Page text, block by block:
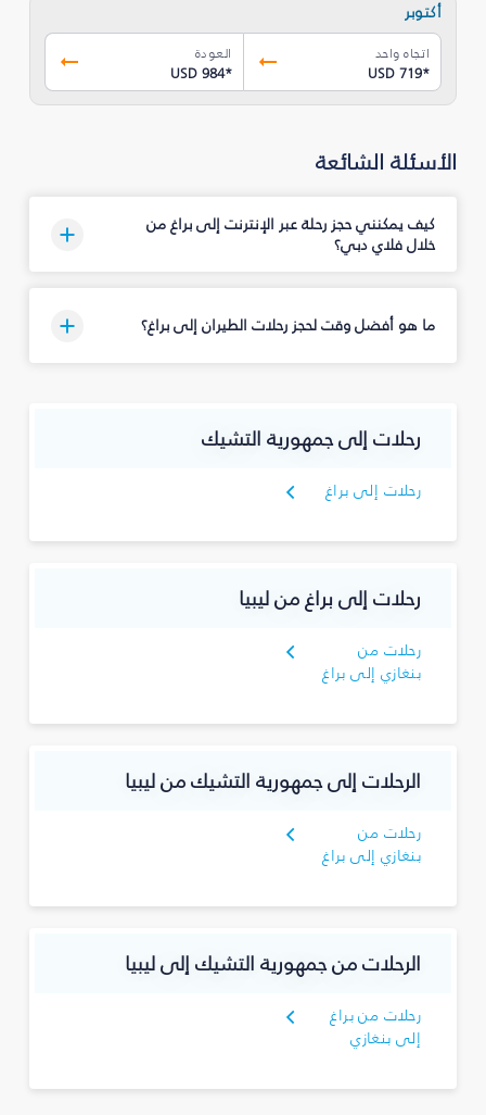
أكتوبر
اتجاه واحد
USD 719*
العودة
USD 984*
الأسئلة الشائعة
كيف يمكنني حجز رحلة عبر الإنترنت إلى براغ من
خلال فلاي دبي؟
ما هو أفضل وقت لحجز رحلات الطيران إلى براغ؟
رحلات إلى جمهورية التشيك
رحلات إلى براغ
رحلات إلى براغ من ليبيا
رحلات من
بنغازي إلى براغ
الرحلات إلى جمهورية التشيك من ليبيا
رحلات من
بنغازي إلى براغ
الرحلات من جمهورية التشيك إلى ليبيا
رحلات من براغ
إلى بنغازي